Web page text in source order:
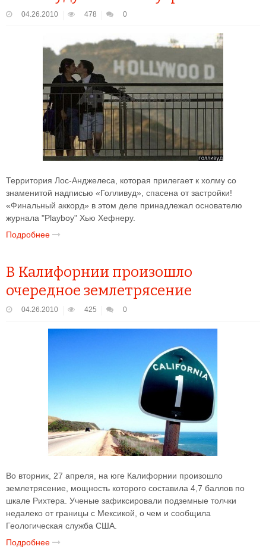
04.26.2010 478 0
Территория Лос-Анджелеса, которая прилегает к холму со
знаменитой надписью «Голливуд», спасена от застройки!
«Финальный аккорд» в этом деле принадлежал основателю
журнала "Playboy" Хью Хефнеру.
Подробнее
В Калифорнии произошло
очередное землетрясение
04.26.2010 425 0
Во вторник, 27 апреля, на юге Калифорнии произошло
землетрясение, мощность которого составила 4,7 баллов по
шкале Рихтера. Ученые зафиксировали подземные толчки
недалеко от границы с Мексикой, о чем и сообщила
Геологическая служба США.
Подробнее